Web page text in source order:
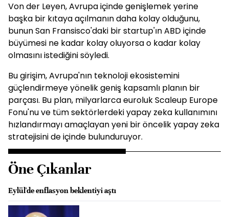
Von der Leyen, Avrupa içinde genişlemek yerine
başka bir kıtaya açılmanın daha kolay olduğunu,
bunun San Fransisco'daki bir startup'ın ABD içinde
büyümesi ne kadar kolay oluyorsa o kadar kolay
olmasını istediğini söyledi.
Bu girişim, Avrupa'nın teknoloji ekosistemini
güçlendirmeye yönelik geniş kapsamlı planın bir
parçası. Bu plan, milyarlarca euroluk Scaleup Europe
Fonu'nu ve tüm sektörlerdeki yapay zeka kullanımını
hızlandırmayı amaçlayan yeni bir öncelik yapay zeka
stratejisini de içinde bulunduruyor.
Öne Çıkanlar
Eylül'de enflasyon beklentiyi aştı